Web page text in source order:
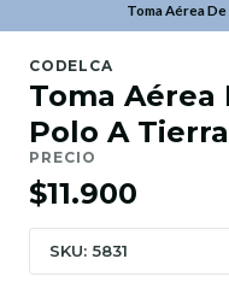
Toma Aérea
CODELCA
Toma Aérea
Polo A Tierra
PRECIO
$11.900
SKU: 5831